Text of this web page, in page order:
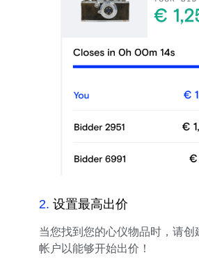
2. 设置最高出价
当您找到您的心仪物品时，请创
帐户以能够开始出价！